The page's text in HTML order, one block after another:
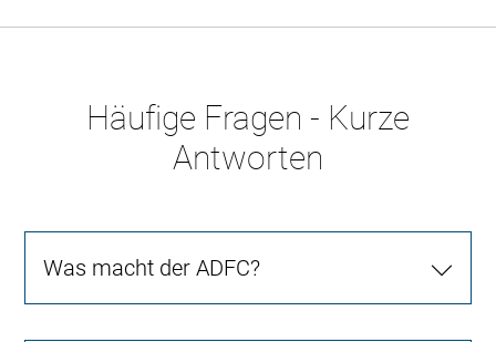
Häufige Fragen - Kurze
Antworten
Was macht der ADFC?